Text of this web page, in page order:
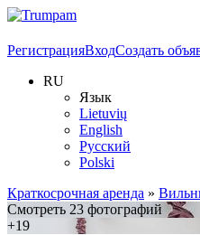
РегистрацияВходСоздать
RU
Язык
Lietuvių
English
Русский
Polski
Краткосрочная аренда »
Смотреть 23 фотографий
+19